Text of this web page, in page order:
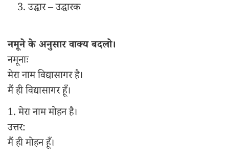
उद्धार – उद्धारक
नमूने के अनुसार वाक्य बदलो।
नमूनाः
मेरा नाम विद्यासागर है।
मैं ही विद्यासागर हूँ।
1. मेरा नाम मोहन है।
उत्तर:
मैं ही मोहन हूँ।